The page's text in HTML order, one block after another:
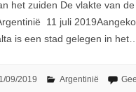
het zuiden De vlakte van
11 juli
is een stad gelegen in het…
09/2019 Argentinië